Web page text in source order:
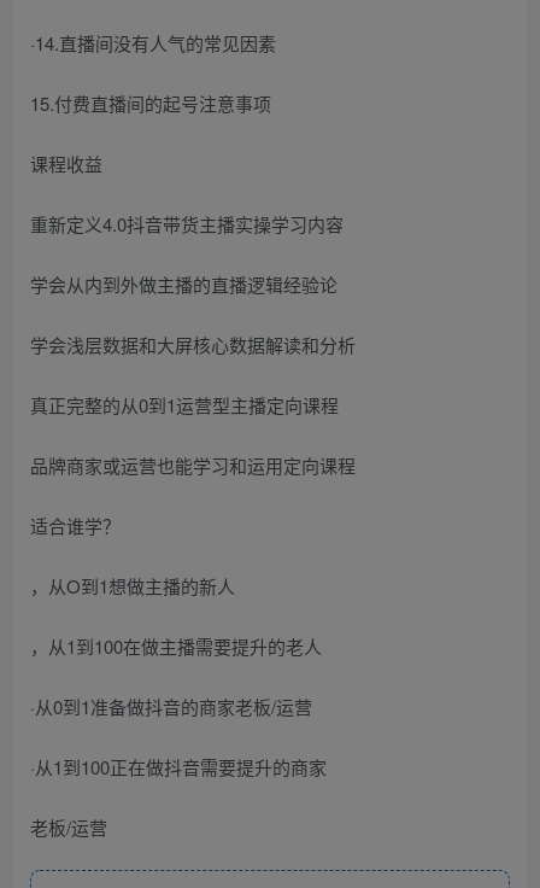
·14.直播间没有人气的常见因素
15.付费直播间的起号注意事项
课程收益
重新定义4.0抖音带货主播实操学习内容
学会从内到外做主播的直播逻辑经验论
学会浅层数据和大屏核心数据解读和分析
真正完整的从0到1运营型主播定向课程
品牌商家或运营也能学习和运用定向课程
适合谁学？
，从O到1想做主播的新人
，从1到100在做主播需要提升的老人
·从0到1准备做抖音的商家老板/运营
·从1到100正在做抖音需要提升的商家
老板/运营